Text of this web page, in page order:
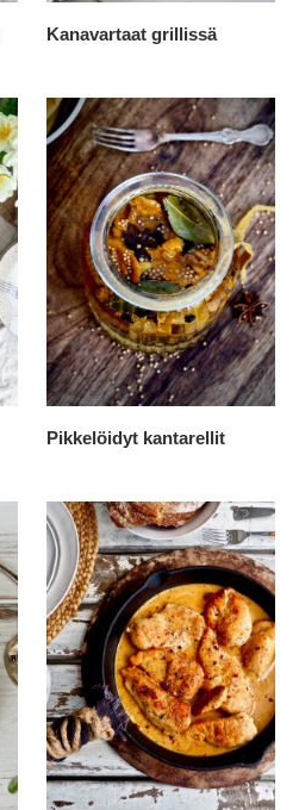
Kanavartaat grillissä
Pikkelöidyt kantarellit